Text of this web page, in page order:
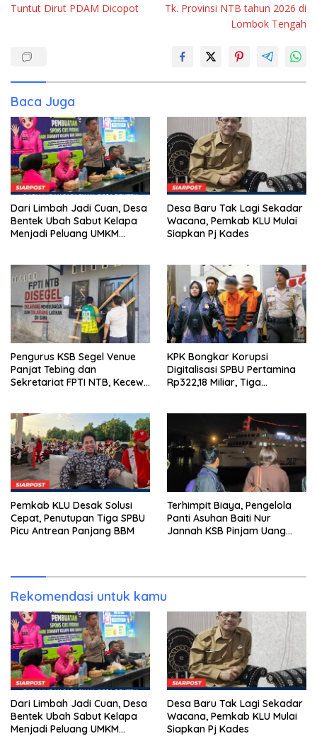
Tuntut Dirut PDAM Dicopot
Tk. Provinsi NTB tahun 2026 di
Lombok Tengah
Baca Juga
Dari Limbah Jadi Cuan, Desa
Bentek Ubah Sabut Kelapa
Menjadi Peluang UMKM
Desa Baru Tak Lagi Sekadar
Wacana, Pemkab KLU Mulai
Siapkan Pj Kades
Pengurus KSB Segel Venue
Panjat Tebing dan
Sekretariat FPTI NTB, Kecewa
KPK Bongkar Korupsi
Digitalisasi SPBU Pertamina
Rp322,18 Miliar, Tiga
Pemkab KLU Desak Solusi
Cepat, Penutupan Tiga SPBU
Picu Antrean Panjang BBM
Terhimpit Biaya, Pengelola
Panti Asuhan Baiti Nur
Jannah KSB Pinjam Uang
Rekomendasi untuk kamu
Dari Limbah Jadi Cuan, Desa
Bentek Ubah Sabut Kelapa
Menjadi Peluang UMKM
Desa Baru Tak Lagi Sekadar
Wacana, Pemkab KLU Mulai
Siapkan Pj Kades